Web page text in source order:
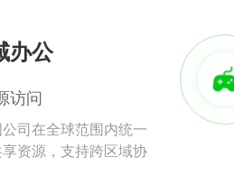
办公
访问
司在全球范围内统一
资源，支持跨区域协